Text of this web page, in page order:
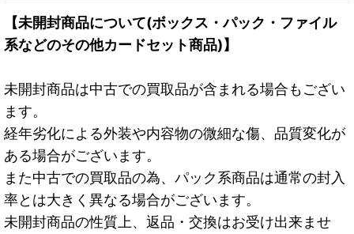
【未開封商品について(ボックス・パック・ファイル
系などのその他カードセット商品)】
未開封商品は中古での買取品が含まれる場合もござい
ます。
経年劣化による外装や内容物の微細な傷、品質変化が
ある場合がございます。
また中古での買取品の為、パック系商品は通常の封入
率とは大きく異なる場合がございます。
未開封商品の性質上、返品・交換はお受け出来ませ